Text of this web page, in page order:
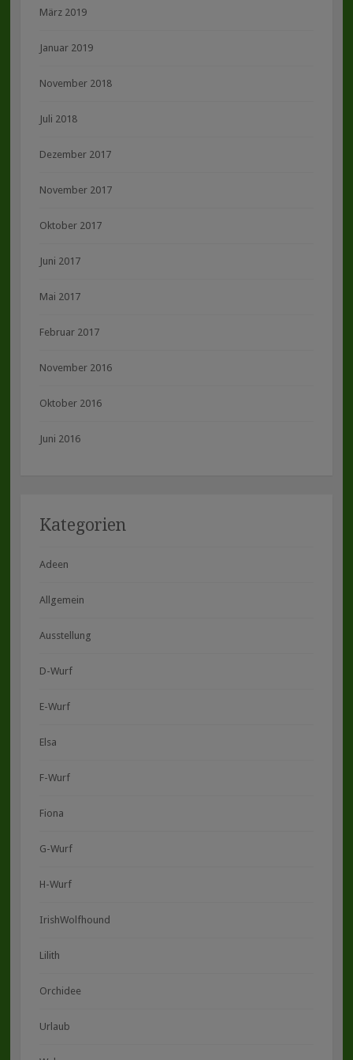
März 2019
Januar 2019
November 2018
Juli 2018
Dezember 2017
November 2017
Oktober 2017
Juni 2017
Mai 2017
Februar 2017
November 2016
Oktober 2016
Juni 2016
Kategorien
Adeen
Allgemein
Ausstellung
D-Wurf
E-Wurf
Elsa
F-Wurf
Fiona
G-Wurf
H-Wurf
IrishWolfhound
Lilith
Orchidee
Urlaub